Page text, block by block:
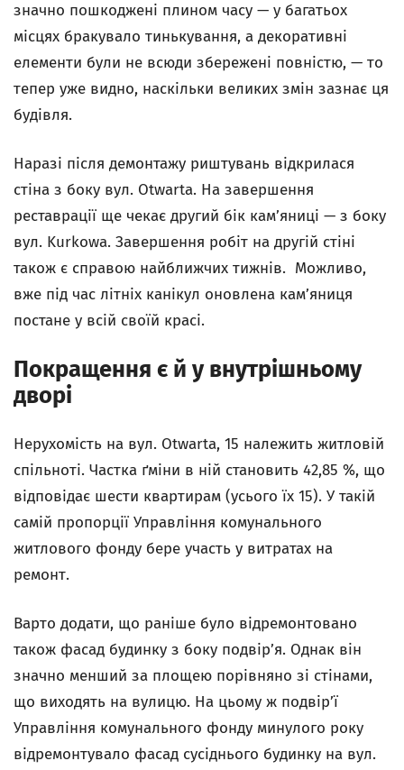
значно пошкоджені плином часу — у багатьох
місцях бракувало тинькування, а декоративні
елементи були не всюди збережені повністю, — то
тепер уже видно, наскільки великих змін зазнає ця
будівля.
Наразі після демонтажу риштувань відкрилася
стіна з боку вул. Otwarta. На завершення
реставрації ще чекає другий бік кам’яниці — з боку
вул. Kurkowa. Завершення робіт на другій стіні
також є справою найближчих тижнів. Можливо,
вже під час літніх канікул оновлена кам’яниця
постане у всій своїй красі.
Покращення є й у внутрішньому
дворі
Нерухомість на вул. Otwarta, 15 належить житловій
спільноті. Частка ґміни в ній становить 42,85 %, що
відповідає шести квартирам (усього їх 15). У такій
самій пропорції Управління комунального
житлового фонду бере участь у витратах на
ремонт.
Варто додати, що раніше було відремонтовано
також фасад будинку з боку подвір’я. Однак він
значно менший за площею порівняно зі стінами,
що виходять на вулицю. На цьому ж подвір’ї
Управління комунального фонду минулого року
відремонтувало фасад сусіднього будинку на вул.